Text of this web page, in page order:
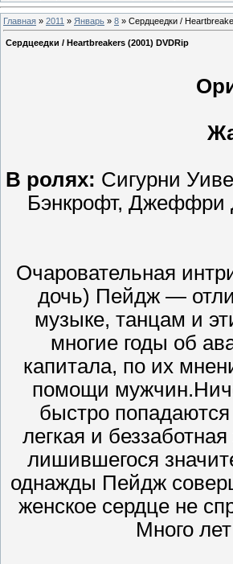
Главная » 2011 » Январь » 8 » Сердцеедки /
Сердцеедки / Heartbreakers (2001) DVDRip
В ролях: Сигурни
Бэнкрофт, Джеффри
Очаровательная
дочь) Пейдж —
музыке, танцам и
многие годы об
капитала, по их
помощи
быстро
легкая и
лишившегося
однажды Пейдж
женское сердце не
Много